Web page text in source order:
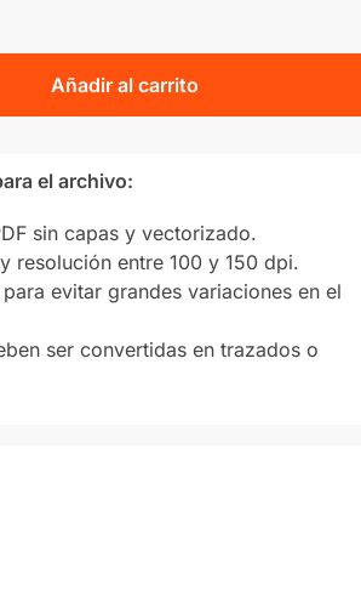
Añadir al carrito
el archivo:
sin capas y vectorizado.
resolución entre 100 y 150 dpi.
evitar grandes variaciones en el
ser convertidas en trazados o